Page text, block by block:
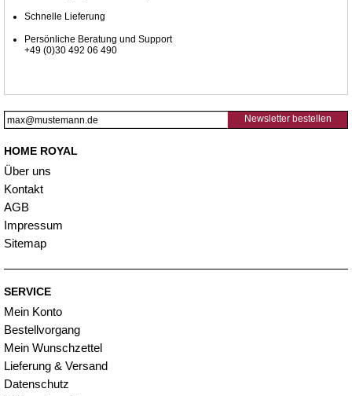
Schnelle Lieferung
Persönliche Beratung und Support
+49 (0)30 492 06 490
Newsletter bestellen
HOME ROYAL
Über uns
Kontakt
AGB
Impressum
Sitemap
SERVICE
Mein Konto
Bestellvorgang
Mein Wunschzettel
Lieferung & Versand
Datenschutz